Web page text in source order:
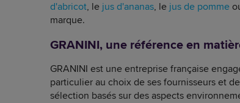
d'abricot, le jus d'ananas, le jus de pomme
marque.
GRANINI, une référence en
GRANINI est une entreprise française
particulier au choix de ses fournisseurs et
sélection basés sur des aspects